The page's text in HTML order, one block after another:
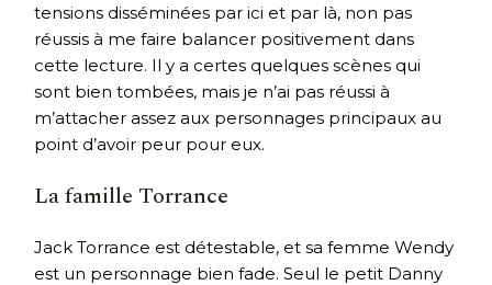
tensions disséminées par ici et par là, non pas
réussis à me faire balancer positivement dans
cette lecture. Il y a certes quelques scènes qui
sont bien tombées, mais je n’ai pas réussi à
m’attacher assez aux personnages principaux au
point d’avoir peur pour eux.
La famille Torrance
Jack Torrance est détestable, et sa femme Wendy
est un personnage bien fade. Seul le petit Danny